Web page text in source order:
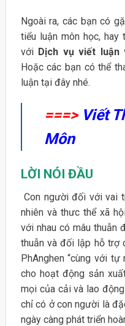
Ngoài ra, các bạn có
tiểu luận môn học,
vớiDịch vụ viết luận
Hoặc các bạn có thể
luận tại đây nhé.
===> Viết
Môn
LỜI NÓI ĐẦU
Con người đối với vai
nhiên và thưc thể xã
với nhau có mâu thuẫn
thuẫn và đối lập hỗ trợ
PhAnghen “cùng với
cho hoạt động sản
mọi của cải và lao
chỉ có ở con người là
ngày càng phát triển